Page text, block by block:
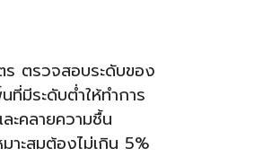
ร ตรวจสอบระดับของ
มีระดับต่ำให้ทำการ
ะคลายความชื้น
าะสมต้องไม่เกิน 5%